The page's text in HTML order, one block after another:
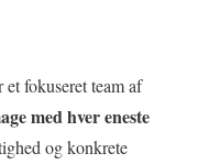
fokuseret team af
med hver eneste
og konkrete